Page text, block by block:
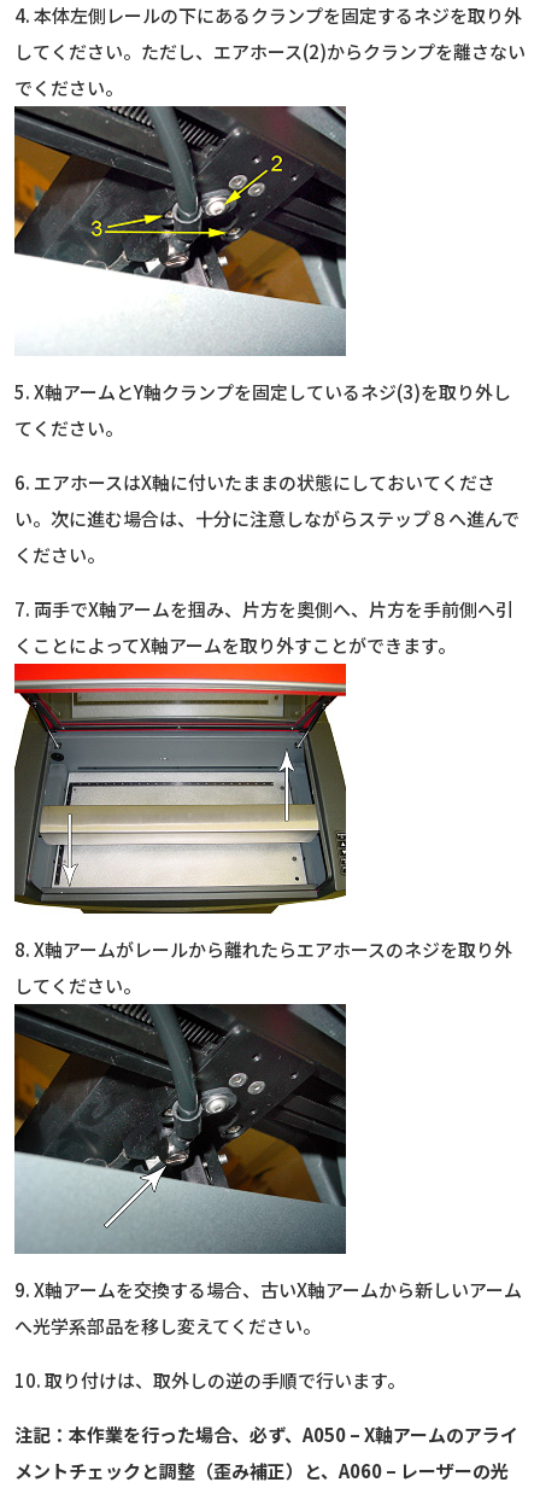
4. 本体左側レールの下にあるクランプを固定するネジを取り外
してください。ただし、エアホース(2)からクランプを離さない
でください。
5. X軸アームとY軸クランプを固定しているネジ(3)を取り外し
てください。
6. エアホースはX軸に付いたままの状態にしておいてくださ
い。次に進む場合は、十分に注意しながらステップ８へ進んで
ください。
7. 両手でX軸アームを掴み、片方を奧側へ、片方を手前側へ引
くことによってX軸アームを取り外すことができます。
8. X軸アームがレールから離れたらエアホースのネジを取り外
してください。
9. X軸アームを交換する場合、古いX軸アームから新しいアーム
へ光学系部品を移し変えてください。
10. 取り付けは、取外しの逆の手順で行います。
注記：本作業を行った場合、必ず、A050 – X軸アームのアライ
メントチェックと調整（歪み補正）と、A060 – レーザーの光